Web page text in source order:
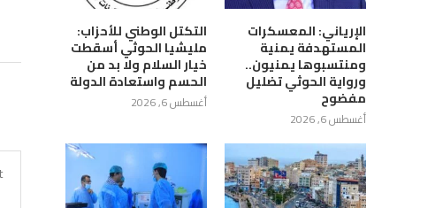
الإرياني: المعسكرات
المستهدفة يمنية
ومنتسبوها يمنيون..
ورواية الحوثي تضليل
مفضوح
أغسطس 6, 2026
التكتل الوطني للأحزاب:
مليشيا الحوثي أسقطت
خيار السلام ولا بد من
الحسم واستعادة الدولة
أغسطس 6, 2026